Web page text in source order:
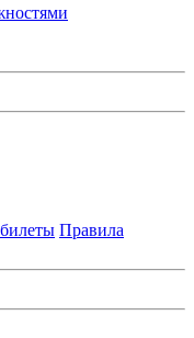
Правила